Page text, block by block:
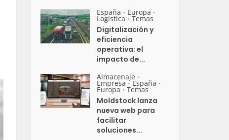
España • Europa •
Logistica • Temas
Digitalización y
eficiencia
operativa: el
impacto de...
Almacenaje •
Empresa • España •
Europa • Temas
Moldstock lanza
nueva web para
facilitar
soluciones...